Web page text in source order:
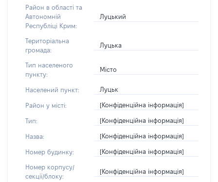
Район в області та
Автономній
Республіці Крим:
Луцький
Територіальна
громада:
Луцька
Тип населеного
пункту:
Місто
Населений пункт: Луцьк
Район у місті: [Конфіденційна інформація]
Тип: [Конфіденційна інформація]
Назва: [Конфіденційна інформація]
Номер будинку: [Конфіденційна інформація]
Номер корпусу/
секції/блоку:
[Конфіденційна інформація]